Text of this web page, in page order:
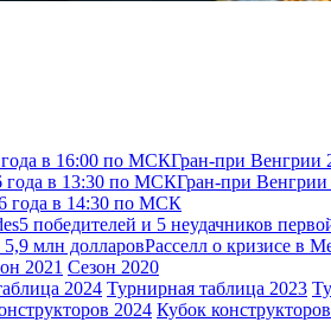
года в 16:00 по МСКГран-при Венгрии
года в 13:30 по МСКГран-при Венгрии
года в 14:30 по МСК
5 победителей и 5 неудачников
млн долларовРасселл о кризисе в
2021 Сезон 2020
2024 Турнирная таблица 2023
2024 Кубок